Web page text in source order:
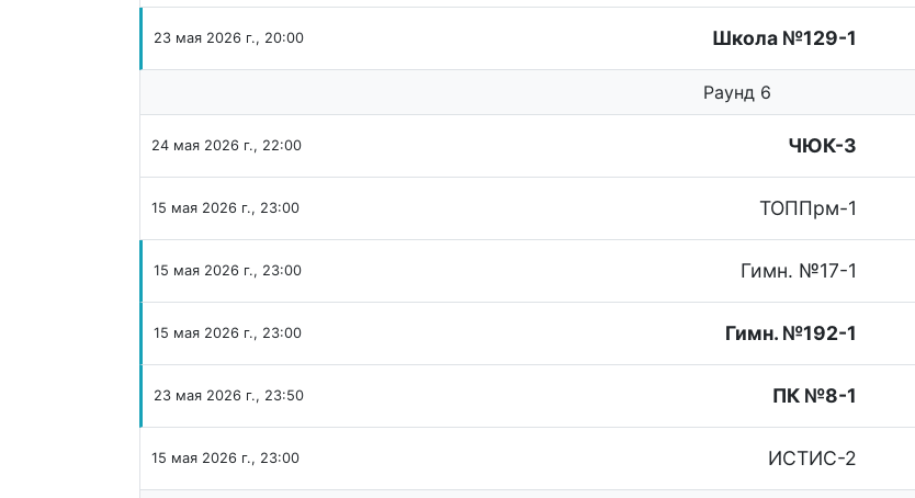
23 мая 2026 г., 20:00 Школа №129-1
Раунд 6
24 мая 2026 г., 22:00 ЧЮК-3
15 мая 2026 г., 23:00 ТОППрм-1
15 мая 2026 г., 23:00 Гимн. №17-1
15 мая 2026 г., 23:00 Гимн. №192-1
23 мая 2026 г., 23:50 ПК №8-1
15 мая 2026 г., 23:00 ИСТИС-2